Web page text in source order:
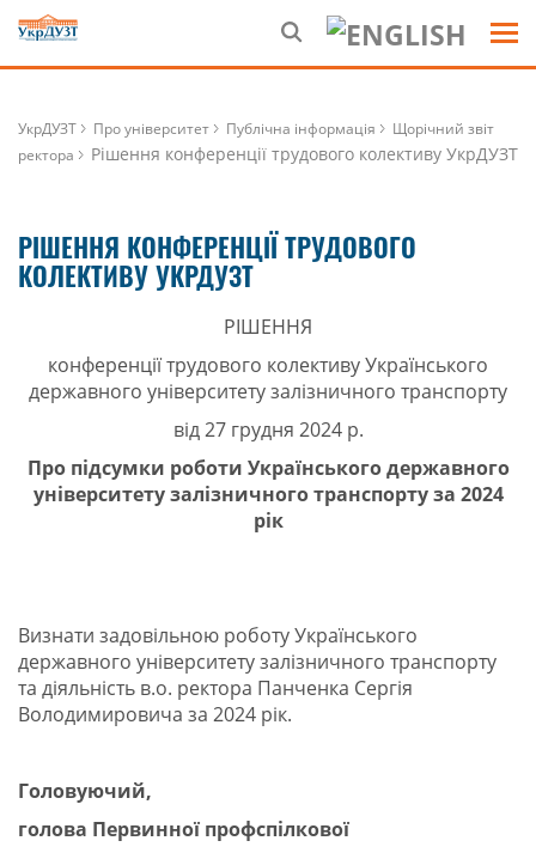
УкрДУЗТ Про університет Публічна інформація
Щорічний звіт
ректора
Рішення конференції трудового колективу УкрДУЗТ
РІШЕННЯ КОНФЕРЕНЦІЇ ТРУДОВОГО
КОЛЕКТИВУ УКРДУЗТ
РІШЕННЯ
конференції трудового колективу Українського
державного університету залізничного транспорту
від 27 грудня 2024 р.
Про підсумки роботи Українського державного
університету залізничного транспорту за 2024
рік
Визнати задовільною роботу Українського
державного університету залізничного транспорту
та діяльність в.о. ректора Панченка Сергія
Володимировича за 2024 рік.
Головуючий,
голова Первинної профспілкової